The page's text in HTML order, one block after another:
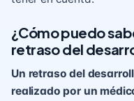
¿Cómo puedo
retraso del
Un retraso del
realizado por un